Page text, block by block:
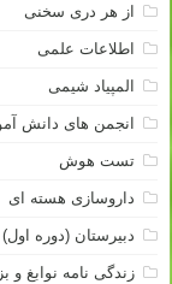
از هر دری سخنی
اطلاعات علمی
المپیاد شیمی
انجمن های دانش
تست هوش
داروسازی هسته ای
دبیرستان (دوره اول)
زندگی نامه نوابغ و